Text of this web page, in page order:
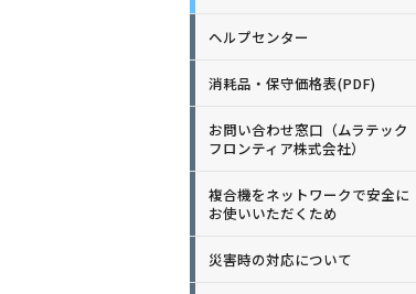
ヘルプセンター
消耗品・保守価格表(PDF)
お問い合わせ窓口（ムラテック
フロンティア株式会社）
複合機をネットワークで安全に
お使いいただくため
災害時の対応について